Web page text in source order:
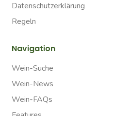
Datenschutzerklärung
Regeln
Navigation
Wein-Suche
Wein-News
Wein-FAQs